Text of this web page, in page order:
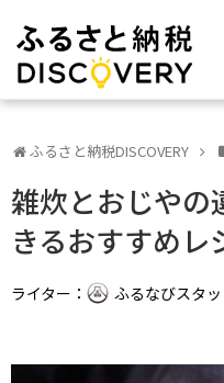
ふるさと納税DISCOVERY
雑炊とおじやの
きるおすすめレ
ライター：
ふるなびスタッ